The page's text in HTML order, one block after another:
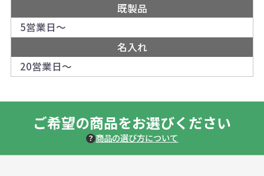
既製品
5営業日～
名入れ
20営業日～
ご希望の商品をお選びください
商品の選び方について